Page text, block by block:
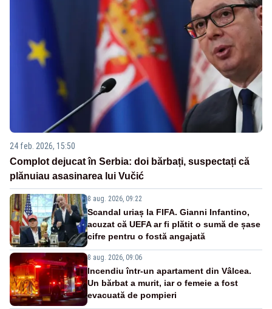
24 feb. 2026, 15:50
Complot dejucat în Serbia: doi bărbați, suspectați că
plănuiau asasinarea lui Vučić
8 aug. 2026, 09:22
Scandal uriaș la FIFA. Gianni Infantino,
acuzat că UEFA ar fi plătit o sumă de șase
cifre pentru o fostă angajată
8 aug. 2026, 09:06
Incendiu într-un apartament din Vâlcea.
Un bărbat a murit, iar o femeie a fost
evacuată de pompieri